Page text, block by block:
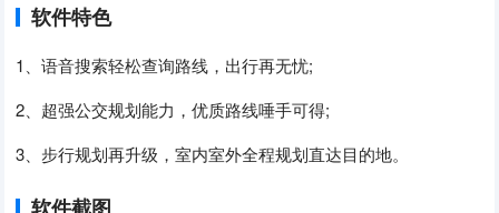
软件特色
1、语音搜索轻松查询路线，出行再无忧;
2、超强公交规划能力，优质路线唾手可得;
3、步行规划再升级，室内室外全程规划直达目的地。